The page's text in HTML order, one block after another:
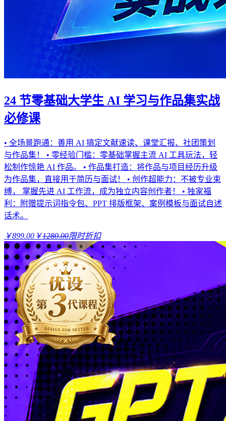
24 节零基础大学生 AI 学习与作品集实战
必修课
• 全场景跑通：善用 AI 搞定文献速读、课堂汇报、社团策划
与作品集！ • 零经验门槛：零基础掌握主流 AI 工具玩法，轻
松制作惊艳 AI 作品。 • 作品集打造：将作品与项目经历升级
为作品集，直接用于简历与面试！ • 创作超能力：不被专业束
缚， 掌握先进 AI 工作流，成为独立内容创作者！ • 独家福
利：附赠提示词指令包、PPT 排版框架、案例模板与面试自述
话术。
￥899.00 ￥1280.00限时折扣